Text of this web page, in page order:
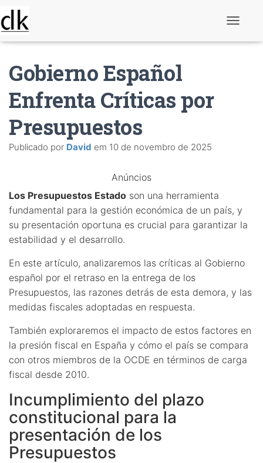
Gobierno Español
Enfrenta Críticas por
Presupuestos
Publicado por David em 10 de novembro de 2025
Anúncios
Los Presupuestos Estado son una herramienta
fundamental para la gestión económica de un país, y
su presentación oportuna es crucial para garantizar la
estabilidad y el desarrollo.
En este artículo, analizaremos las críticas al Gobierno
español por el retraso en la entrega de los
Presupuestos, las razones detrás de esta demora, y las
medidas fiscales adoptadas en respuesta.
También exploraremos el impacto de estos factores en
la presión fiscal en España y cómo el país se compara
con otros miembros de la OCDE en términos de carga
fiscal desde 2010.
Incumplimiento del plazo
constitucional para la
presentación de los
Presupuestos